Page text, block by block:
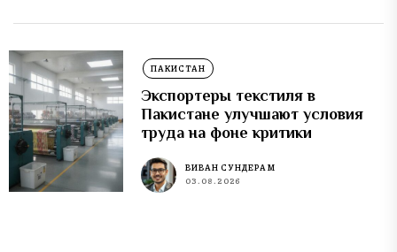
ПАКИСТАН
Экспортеры текстиля в
Пакистане улучшают условия
труда на фоне критики
ВИВАН СУНДЕРАМ
03.08.2026